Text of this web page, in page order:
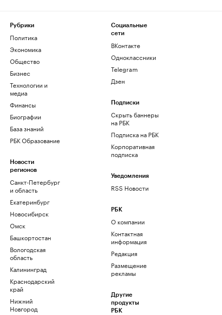
Рубрики
Политика
Экономика
Общество
Бизнес
Технологии и
медиа
Финансы
Биографии
База знаний
РБК Образование
Новости
регионов
Санкт-Петербург
и область
Екатеринбург
Новосибирск
Омск
Башкортостан
Вологодская
область
Калининград
Краснодарский
край
Нижний
Новгород
Социальные
сети
ВКонтакте
Одноклассники
Telegram
Дзен
Подписки
Скрыть баннеры
на РБК
Подписка на РБК
Корпоративная
подписка
Уведомления
RSS Новости
РБК
О компании
Контактная
информация
Редакция
Размещение
рекламы
Другие
продукты
РБК